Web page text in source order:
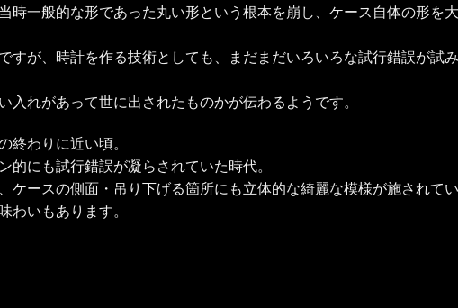
一般的な形であった丸い形という根本を崩し、ケース自体の形を
が、時計を作る技術としても、まだまだいろいろな試行錯誤が試
れがあって世に出されたものかが伝わるようです。
わりに近い頃。
にも試行錯誤が凝らされていた時代。
ースの側面・吊り下げる箇所にも立体的な綺麗な模様が施されて
いもあります。